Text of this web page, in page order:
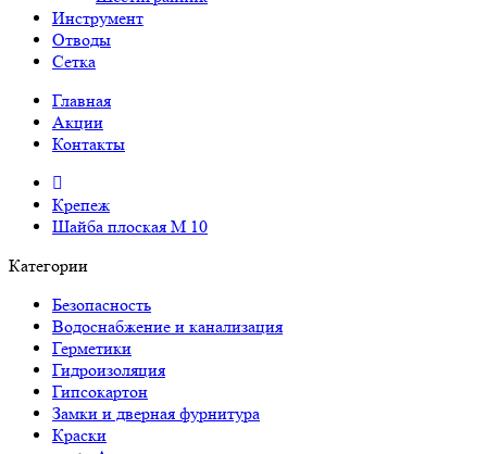
Инструмент
Отводы
Сетка
Главная
Акции
Контакты
Крепеж
Шайба плоская М 10
Категории
Безопасность
Водоснабжение и канализация
Герметики
Гидроизоляция
Гипсокартон
Замки и дверная фурнитура
Краски